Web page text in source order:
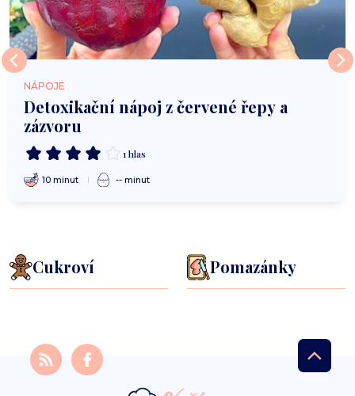
NÁPOJE
Detoxikační nápoj z červené řepy a
zázvoru
1 hlas
10 minut -- minut
Cukroví Pomazánky